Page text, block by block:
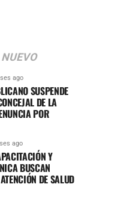
NUEVO
ago
SUSPENDE
DE LA
POR
ago
Y
BUSCAN
DE SALUD